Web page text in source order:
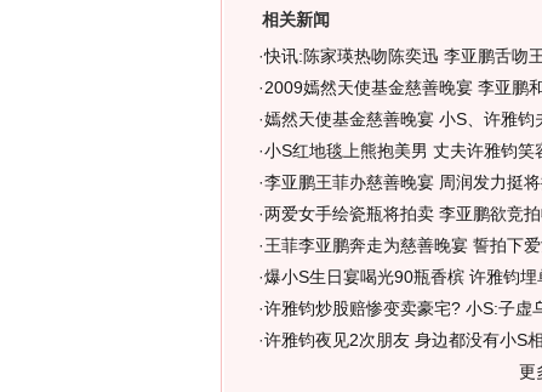
相关新闻
·快讯:陈家瑛热吻陈奕迅 李亚鹏舌吻
·2009嫣然天使基金慈善晚宴 李亚鹏
·嫣然天使基金慈善晚宴 小S、许雅钧
·小S红地毯上熊抱美男 丈夫许雅钧笑
·李亚鹏王菲办慈善晚宴 周润发力挺
·两爱女手绘瓷瓶将拍卖 李亚鹏欲竞
·王菲李亚鹏奔走为慈善晚宴 誓拍下
·爆小S生日宴喝光90瓶香槟 许雅钧埋
·许雅钧炒股赔惨变卖豪宅? 小S:子虚
·许雅钧夜见2次朋友 身边都没有小S
更